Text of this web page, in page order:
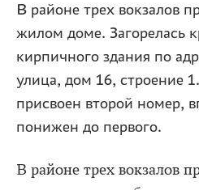
В районе трех вокзалов
жилом доме. Загорелась
кирпичного здания по
улица, дом 16, строение
присвоен второй номер,
понижен до первого.
В районе трех вокзалов